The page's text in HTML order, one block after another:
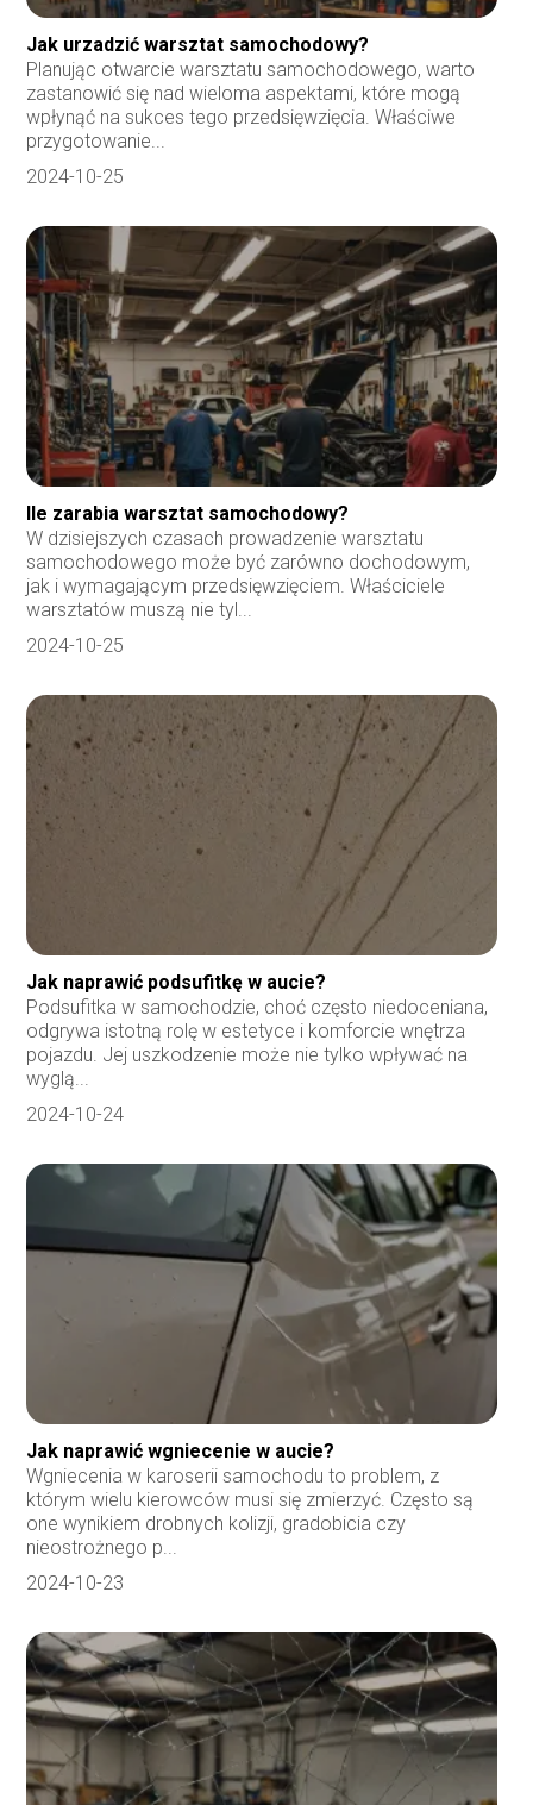
Jak urzadzić warsztat samochodowy?
Planując otwarcie warsztatu samochodowego, warto
zastanowić się nad wieloma aspektami, które mogą
wpłynąć na sukces tego przedsięwzięcia. Właściwe
przygotowanie...
2024-10-25
Ile zarabia warsztat samochodowy?
W dzisiejszych czasach prowadzenie warsztatu
samochodowego może być zarówno dochodowym,
jak i wymagającym przedsięwzięciem. Właściciele
warsztatów muszą nie tyl...
2024-10-25
Jak naprawić podsufitkę w aucie?
Podsufitka w samochodzie, choć często niedoceniana,
odgrywa istotną rolę w estetyce i komforcie wnętrza
pojazdu. Jej uszkodzenie może nie tylko wpływać na
wyglą...
2024-10-24
Jak naprawić wgniecenie w aucie?
Wgniecenia w karoserii samochodu to problem, z
którym wielu kierowców musi się zmierzyć. Często są
one wynikiem drobnych kolizji, gradobicia czy
nieostrożnego p...
2024-10-23